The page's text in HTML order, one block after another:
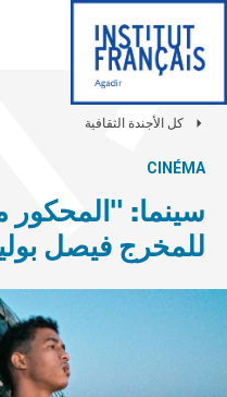
كل الأجندة الثقافية
CINÉMA
سينما:
للمخرج فيصل